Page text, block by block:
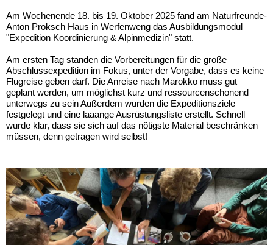
Am Wochenende 18. bis 19. Oktober 2025 fand am Naturfreunde-
Anton Proksch Haus in Werfenweng das Ausbildungsmodul
"Expedition Koordinierung & Alpinmedizin" statt.
Am ersten Tag standen die Vorbereitungen für die große
Abschlussexpedition im Fokus, unter der Vorgabe, dass es keine
Flugreise geben darf. Die Anreise nach Marokko muss gut
geplant werden, um möglichst kurz und ressourcenschonend
unterwegs zu seinAußerdem wurden die Expeditionsziele
festgelegt und eine laaange Ausrüstungsliste erstellt. Schnell
wurde klar, dass sie sich auf das nötigste Material beschränken
müssen, denn getragen wird selbst!